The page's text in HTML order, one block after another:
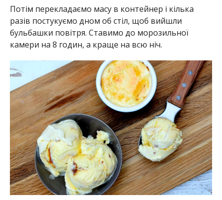
Потім перекладаємо масу в контейнер і кілька
разів постукуємо дном об стіл, щоб вийшли
бульбашки повітря. Ставимо до морозильної
камери на 8 годин, а краще на всю ніч.